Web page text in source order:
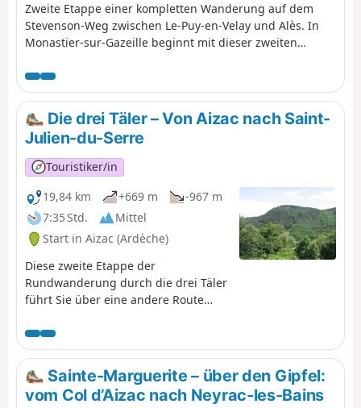
Zweite Etappe einer kompletten Wanderung auf dem
Stevenson-Weg zwischen Le-Puy-en-Velay und Alès. In
Monastier-sur-Gazeille beginnt mit dieser zweiten
hat. Ab dieser Etappe folgt die Route demGR®70(rot-
weiße Markierung). Achtung: Dieser weist einige kleine
Änderungen gegenüber der violetten Markierung auf
der IGN-Karte auf (insbesondere um einige kleine
Straßenabschnitte zu vermeiden).
Die drei Täler – Von Aizac nach Saint-
Julien-du-Serre
Touristiker/in
19,84 km
+669 m
-967 m
7:35 Std.
Mittel
Start in Aizac (Ardèche)
Diese zweite Etappe der
Rundwanderung durch die drei Täler
führt Sie über eine andere Route
Ausgangspunkt des Vortags. Auf
dem ersten Abschnitt wandern Sie
auf dem Kamm und tauchen dann
wieder hinab in die Kühle der drei
Täler. Sie durchqueren den
Sainte-Marguerite – über den Gipfel:
vom Col d’Aizac nach Neyrac-les-Bains